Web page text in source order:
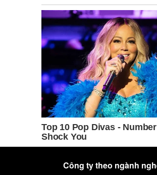
Công ty theo ngành